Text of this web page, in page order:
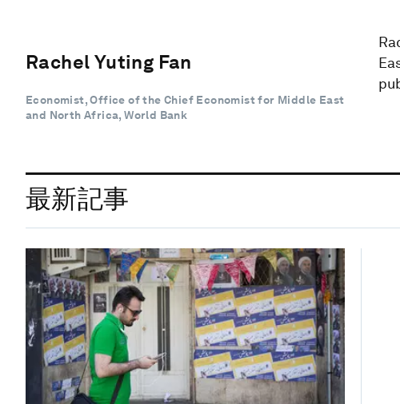
Rachel Yuting Fan
Economist, Office of the Chief Economist for Middle East
and North Africa, World Bank
最新記事